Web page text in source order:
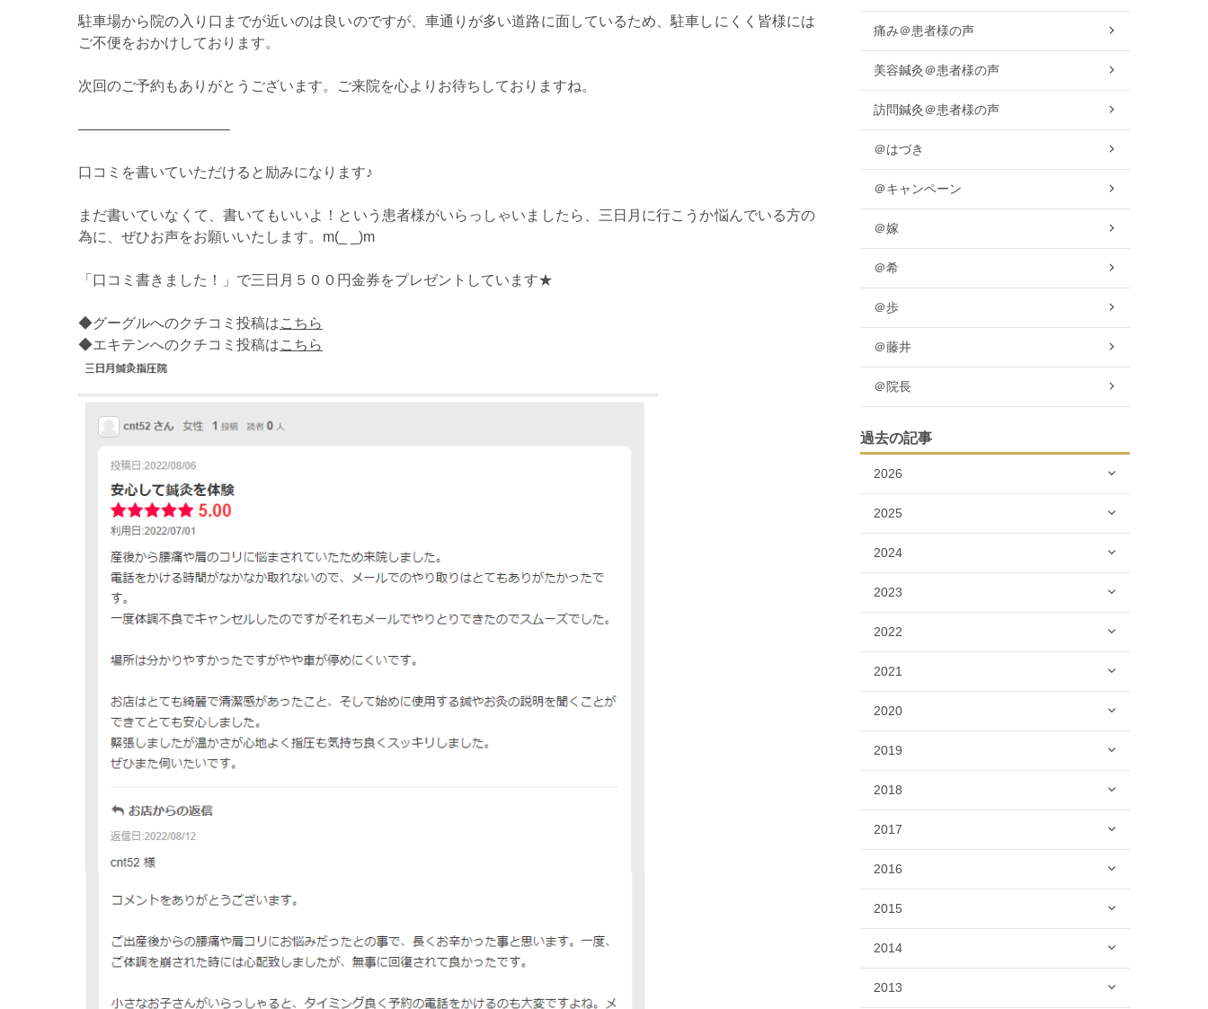
駐車場から院の入り口までが近いのは良いのですが、車通りが多い道路に面しているため、駐車しにくく皆様には
ご不便をおかけしております。
次回のご予約もありがとうございます。ご来院を心よりお待ちしておりますね。
——————————–
口コミを書いていただけると励みになります♪
まだ書いていなくて、書いてもいいよ！という患者様がいらっしゃいましたら、三日月に行こうか悩んでいる方の
為に、ぜひお声をお願いいたします。m(_ _)m
「口コミ書きました！」で三日月５００円金券をプレゼントしています★
◆グーグルへのクチコミ投稿はこちら
◆エキテンへのクチコミ投稿はこちら
痛み＠患者様の声
美容鍼灸＠患者様の声
訪問鍼灸＠患者様の声
＠はづき
＠キャンペーン
＠嫁
＠希
＠歩
＠藤井
＠院長
過去の記事
2026
2025
2024
2023
2022
2021
2020
2019
2018
2017
2016
2015
2014
2013